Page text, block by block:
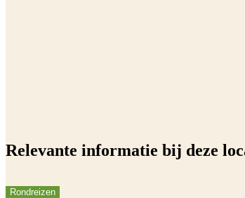
Relevante informatie bij deze
Rondreizen